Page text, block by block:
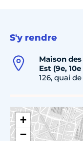
S'y rendre
Maison
Est (9e,
126, quai
+
−